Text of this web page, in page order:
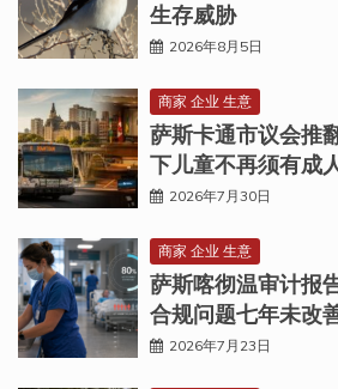
生存威胁
2026年8月5日
商家 企业 生意
萨斯卡通市议会推
下儿童不再须有成
2026年7月30日
商家 企业 生意
萨斯喀彻温审计报
合规问题七年未改
2026年7月23日